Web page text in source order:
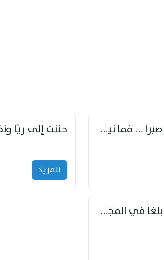
فصبرا في مجال الموت صبرا … فما نيل الخلود بمستطاع
المزید
إنّ أباها وأبا أباها … قد بلغا في المجد غايتاها